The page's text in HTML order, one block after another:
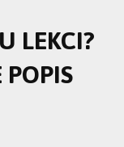
LEKCI?